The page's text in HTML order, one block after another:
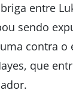
entre
sendo
contra o
que